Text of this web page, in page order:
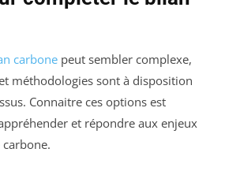
carbone peut sembler complexe,
méthodologies sont à disposition
Connaitre ces options est
et répondre aux enjeux